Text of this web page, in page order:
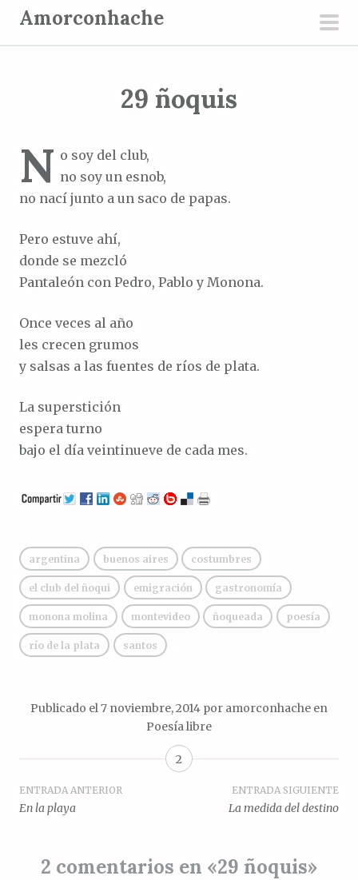
Amorconhache
29 ñoquis
N o soy del club,
no soy un esnob,
no nací junto a un saco de papas.
Pero estuve ahí,
donde se mezcló
Pantaleón con Pedro, Pablo y Monona.
Once veces al año
les crecen grumos
y salsas a las fuentes de ríos de plata.
La superstición
espera turno
bajo el día veintinueve de cada mes.
argentina buenos aires costumbres
el club del ñoqui emigración gastronomía
monona molina montevideo ñoqueada poesía
río de la plata santos
Publicado el 7 noviembre, 2014 por amorconhache en
Poesía libre
2
Navegación
entradas
ENTRADA ANTERIOR
En la playa
ENTRADA SIGUIENTE
La medida del destino
2 comentarios en «29 ñoquis»